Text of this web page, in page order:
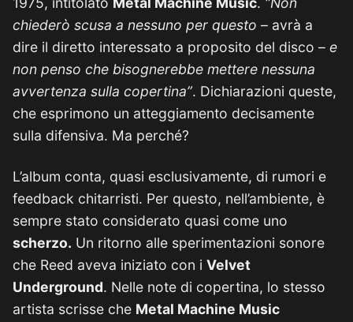
chiederò scusa a nessuno per questo – avrà a
dire il diretto interessato a proposito del disco – e
non penso che bisognerebbe mettere nessuna
avvertenza sulla copertina”. Dichiarazioni queste,
che esprimono un atteggiamento decisamente
sulla difensiva. Ma perché?
L’album conta, quasi esclusivamente, di rumori e
feedback chitarristi. Per questo, nell’ambiente, è
sempre stato considerato quasi come uno
scherzo. Un ritorno alle sperimentazioni sonore
che Reed aveva iniziato con i Velvet
Underground. Nelle note di copertina, lo stesso
artista scrisse che Metal Machine Music